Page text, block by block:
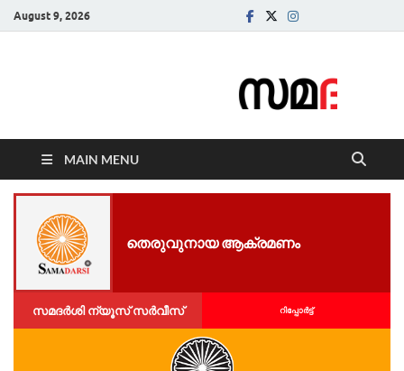
August 9, 2026
MAIN MENU
തെരുവുനായ ആക്രമണം
സമദർശി ന്യൂസ് സർവീസ് റിപ്പോര്‍ട്ട്